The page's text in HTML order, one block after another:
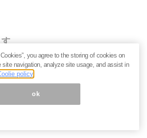
工」今が買い？長期投資家が見るべ
い”強さと投資リスク＝栫井駿介
HD」は買いか？仕手株説をどう見る
4条件を解説＝金融ライター K.Y
」の裏の裏＝栫井駿介
you agree to the storing of cookies on
site navigation, analyze site usage, and assist in
policy
ok